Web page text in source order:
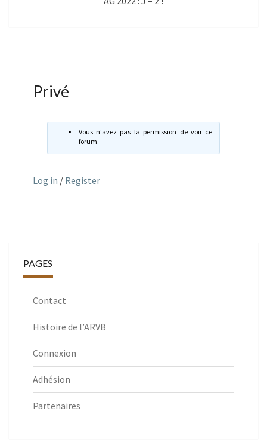
Privé
Vous n'avez pas la permission de voir ce
forum.
Log in / Register
PAGES
Contact
Histoire de l’ARVB
Connexion
Adhésion
Partenaires